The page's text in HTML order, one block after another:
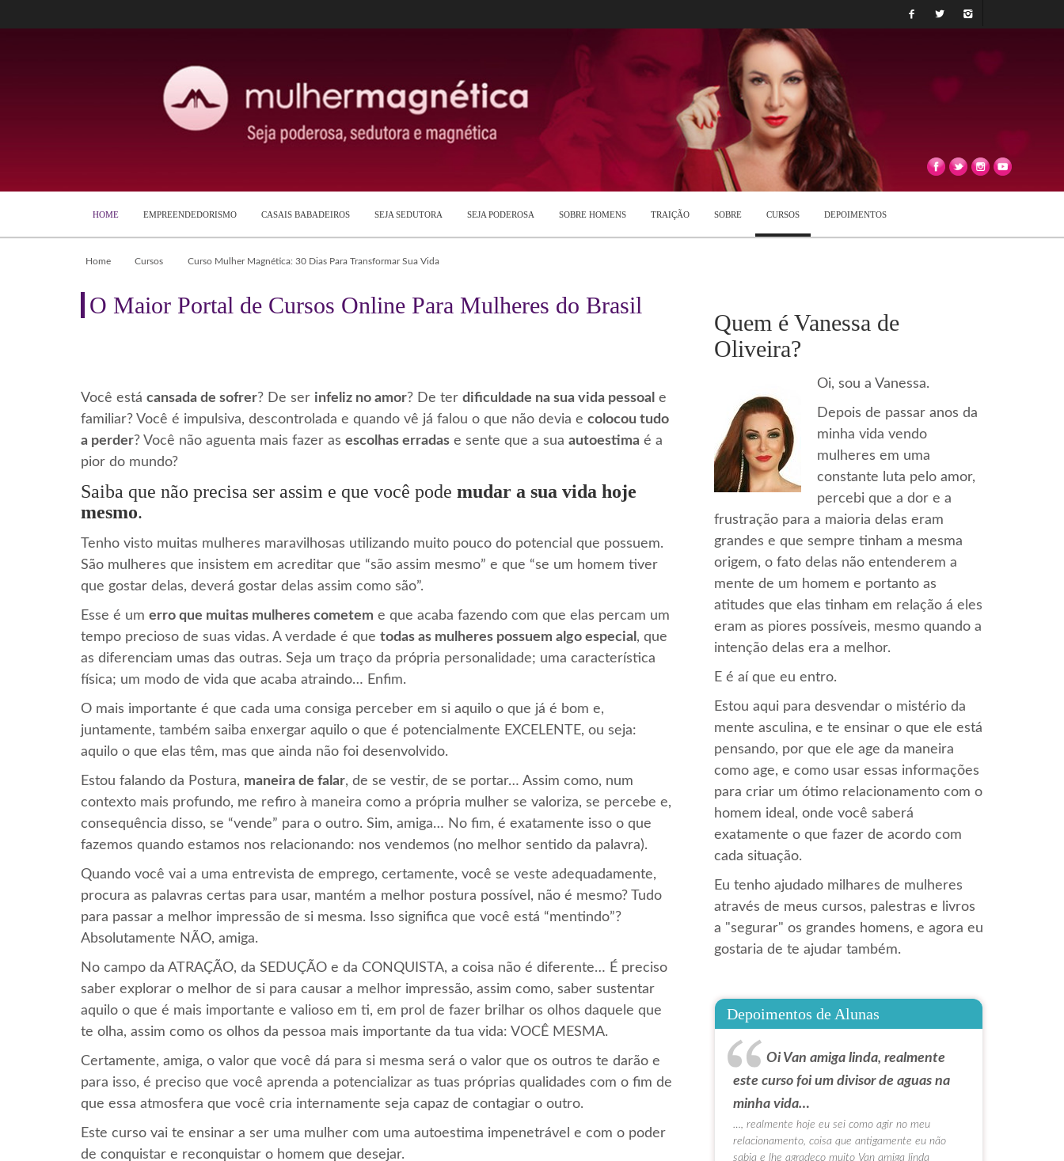
HOME EMPREENDEDORISMO CASAIS BABADEIROS SEJA SEDUTORA SEJA PODEROSA SOBRE HOMENS TRAIÇÃO SOBRE CURSOS DEPOIMENTOS
Home Cursos Curso Mulher Magnética: 30 Dias Para Transformar Sua Vida
O Maior Portal de Cursos Online Para Mulheres do Brasil
Você está cansada de sofrer? De ser infeliz no amor? De ter dificuldade na sua vida pessoal e
familiar? Você é impulsiva, descontrolada e quando vê já falou o que não devia e colocou tudo
a perder? Você não aguenta mais fazer as escolhas erradas e sente que a sua autoestima é a
pior do mundo?
Saiba que não precisa ser assim e que você pode mudar a sua vida hoje
mesmo.
Tenho visto muitas mulheres maravilhosas utilizando muito pouco do potencial que possuem.
São mulheres que insistem em acreditar que “são assim mesmo” e que “se um homem tiver
que gostar delas, deverá gostar delas assim como são”.
Esse é um erro que muitas mulheres cometem e que acaba fazendo com que elas percam um
tempo precioso de suas vidas. A verdade é que todas as mulheres possuem algo especial , que
as diferenciam umas das outras. Seja um traço da própria personalidade; uma característica
física; um modo de vida que acaba atraindo… Enfim.
O mais importante é que cada uma consiga perceber em si aquilo o que já é bom e,
juntamente, também saiba enxergar aquilo o que é potencialmente EXCELENTE, ou seja:
aquilo o que elas têm, mas que ainda não foi desenvolvido.
Estou falando da Postura, maneira de falar, de se vestir, de se portar… Assim como, num
contexto mais profundo, me refiro à maneira como a própria mulher se valoriza, se percebe e,
consequência disso, se “vende” para o outro. Sim, amiga… No fim, é exatamente isso o que
fazemos quando estamos nos relacionando: nos vendemos (no melhor sentido da palavra).
Quando você vai a uma entrevista de emprego, certamente, você se veste adequadamente,
procura as palavras certas para usar, mantém a melhor postura possível, não é mesmo? Tudo
para passar a melhor impressão de si mesma. Isso significa que você está “mentindo”?
Absolutamente NÃO, amiga.
No campo da ATRAÇÃO, da SEDUÇÃO e da CONQUISTA, a coisa não é diferente… É preciso
saber explorar o melhor de si para causar a melhor impressão, assim como, saber sustentar
aquilo o que é mais importante e valioso em ti, em prol de fazer brilhar os olhos daquele que
te olha, assim como os olhos da pessoa mais importante da tua vida: VOCÊ MESMA.
Certamente, amiga, o valor que você dá para si mesma será o valor que os outros te darão e
para isso, é preciso que você aprenda a potencializar as tuas próprias qualidades com o fim de
que essa atmosfera que você cria internamente seja capaz de contagiar o outro.
Este curso vai te ensinar a ser uma mulher com uma autoestima impenetrável e com o poder
de conquistar e reconquistar o homem que desejar.
Quem é Vanessa de
Oliveira?
Oi, sou a Vanessa.
Depois de passar anos da
minha vida vendo
mulheres em uma
constante luta pelo amor,
percebi que a dor e a
frustração para a maioria delas eram
grandes e que sempre tinham a mesma
origem, o fato delas não entenderem a
mente de um homem e portanto as
atitudes que elas tinham em relação á eles
eram as piores possíveis, mesmo quando a
intenção delas era a melhor.
E é aí que eu entro.
Estou aqui para desvendar o mistério da
mente asculina, e te ensinar o que ele está
pensando, por que ele age da maneira
como age, e como usar essas informações
para criar um ótimo relacionamento com o
homem ideal, onde você saberá
exatamente o que fazer de acordo com
cada situação.
Eu tenho ajudado milhares de mulheres
através de meus cursos, palestras e livros
a "segurar" os grandes homens, e agora eu
gostaria de te ajudar também.
Depoimentos de Alunas
Oi Van amiga linda, realmente
este curso foi um divisor de aguas na
minha vida…
…, realmente hoje eu sei como agir no meu
relacionamento, coisa que antigamente eu não
sabia e lhe agradeço muito Van amiga linda